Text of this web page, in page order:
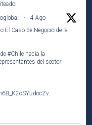
·
4 Ago
El Caso de Negocio de la
#Chile hacia la
del sector